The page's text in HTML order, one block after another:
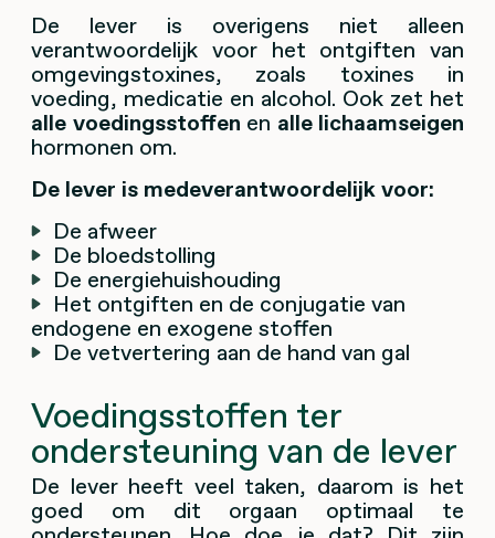
De lever is overigens niet alleen
verantwoordelijk voor het ontgiften van
omgevingstoxines, zoals toxines in
voeding, medicatie en alcohol. Ook zet het
alle voedingsstoffen en alle lichaamseigen
hormonen om.
De lever is medeverantwoordelijk voor:
De afweer
De bloedstolling
De energiehuishouding
Het ontgiften en de conjugatie van
endogene en exogene stoffen
De vetvertering aan de hand van gal
Voedingsstoffen ter
ondersteuning van de lever
De lever heeft veel taken, daarom is het
goed om dit orgaan optimaal te